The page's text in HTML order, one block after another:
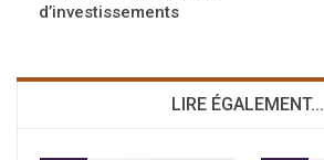
d’investissements
LIRE ÉGALEMENT...